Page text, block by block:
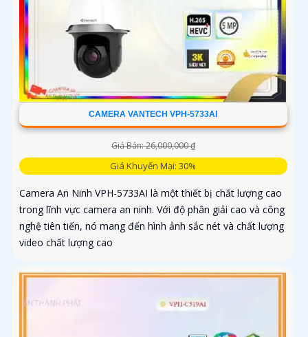
CAMERA VANTECH VPH-5733AI
Giá Bán: 26,000,000 ₫
Giá Khuyến Mại: 30%
Camera An Ninh VPH-5733AI là một thiết bị chất lượng cao
trong lĩnh vực camera an ninh. Với độ phân giải cao và công
nghệ tiên tiến, nó mang đến hình ảnh sắc nét và chất lượng
video chất lượng cao